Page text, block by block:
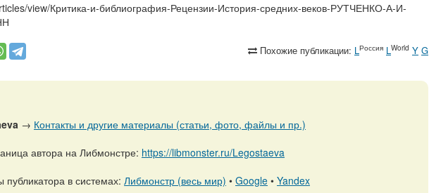
view/Критика-и-библиография-Рецензии-История-средних-веков-РУТЧЕНКО-А-И-
Похожие публикации: LРоссия LWorld Y G
→ Контакты и другие материалы (статьи, фото, файлы и пр.)
автора на Либмонстре: https://libmonster.ru/Legostaeva
публикатора в системах: Либмонстр (весь мир) • Google • Yandex